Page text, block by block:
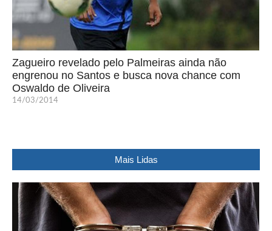
Zagueiro revelado pelo Palmeiras ainda não
engrenou no Santos e busca nova chance com
Oswaldo de Oliveira
14/03/2014
Mais Lidas